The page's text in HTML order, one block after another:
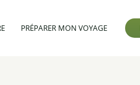
PRÉPARER MON VOYAGE